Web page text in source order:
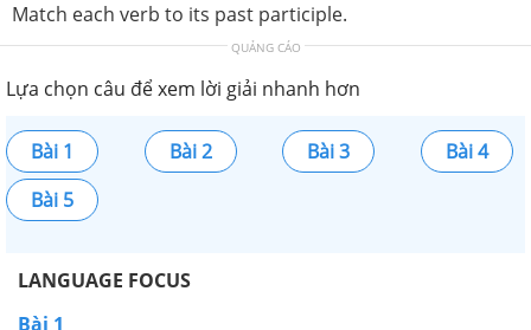
Match each verb to its past participle.
QUẢNG CÁO
Lựa chọn câu để xem lời giải nhanh hơn
Bài 1 Bài 2 Bài 3
Bài 4
Bài 5
LANGUAGE FOCUS
Bài 1